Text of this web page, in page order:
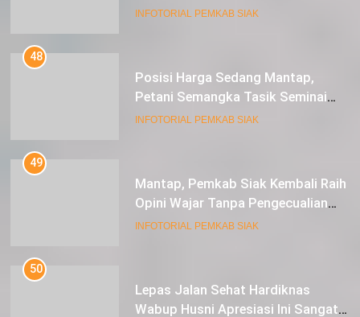
Bupati Siak Terima Gelar Adat
INFOTORIAL PEMKAB SIAK
48
Posisi Harga Sedang Mantap,
Petani Semangka Tasik Seminai
Raup Untung
INFOTORIAL PEMKAB SIAK
49
Mantap, Pemkab Siak Kembali Raih
Opini Wajar Tanpa Pengecualian
ke-13 Dari BPK RI.
INFOTORIAL PEMKAB SIAK
50
Lepas Jalan Sehat Hardiknas
Wabup Husni Apresiasi Ini Sangat